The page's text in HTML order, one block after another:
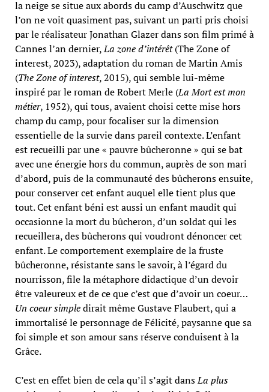
la neige se situe aux abords du camp d’Auschwitz que
l’on ne voit quasiment pas, suivant un parti pris choisi
par le réalisateur Jonathan Glazer dans son film primé à
Cannes l’an dernier,La zone d’intérêt(The Zone of
interest, 2023), adaptation du roman de Martin Amis
(The Zone of interest, 2015), qui semble lui-même
inspiré par le roman de Robert Merle (La Mort est mon
métier, 1952), qui tous, avaient choisi cette mise hors
champ du camp, pour focaliser sur la dimension
essentielle de la survie dans pareil contexte. L’enfant
est recueilli par une « pauvre bûcheronne » qui se bat
avec une énergie hors du commun, auprès de son mari
d’abord, puis de la communauté des bûcherons ensuite,
pour conserver cet enfant auquel elle tient plus que
tout. Cet enfant béni est aussi un enfant maudit qui
occasionne la mort du bûcheron, d’un soldat qui les
recueillera, des bûcherons qui voudront dénoncer cet
enfant. Le comportement exemplaire de la fruste
bûcheronne, résistante sans le savoir, à l’égard du
nourrisson, file la métaphore didactique d’un devoir
être valeureux et de ce que c’est que d’avoir un coeur…
Un coeur simpledirait même Gustave Flaubert, qui a
immortalisé le personnage de Félicité, paysanne que sa
foi simple et son amour sans réserve conduisent à la
Grâce.
C’est en effet bien de cela qu’il s’agit dansLa plus